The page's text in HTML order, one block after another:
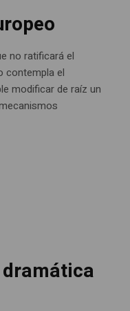
no ratificará el
contempla el
modificar de raíz un